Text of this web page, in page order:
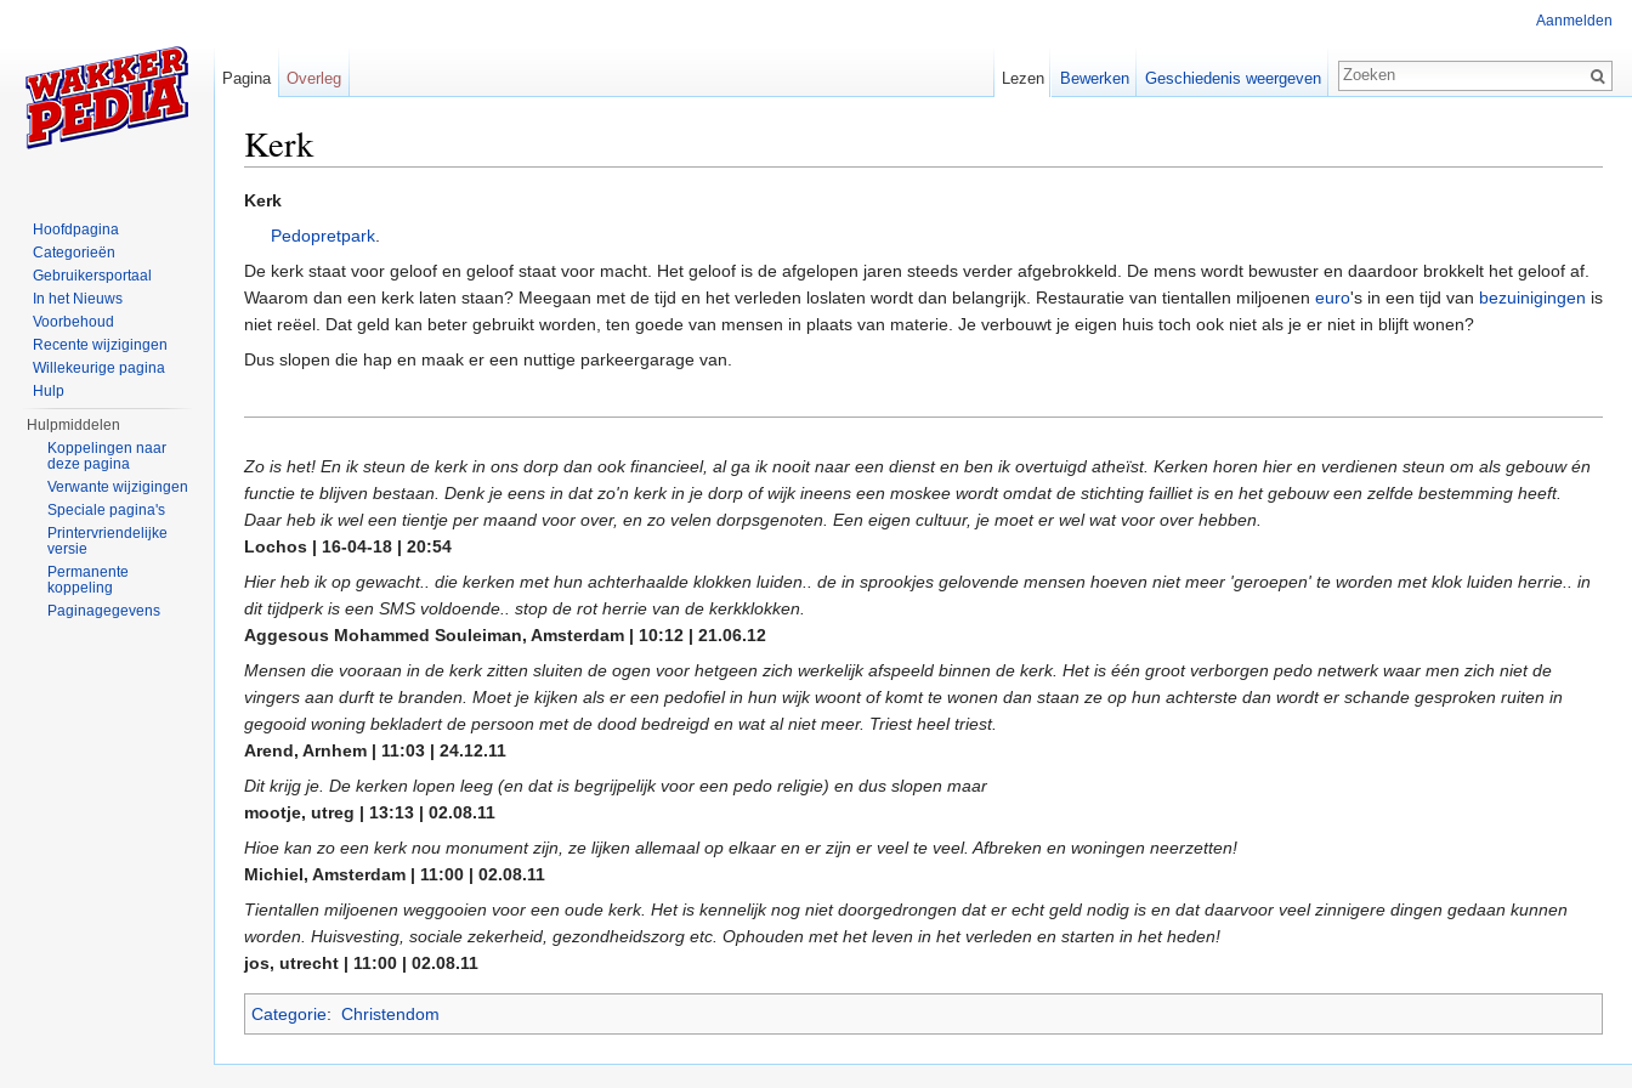
Kerk
Kerk
Pedopretpark.
De kerk staat voor geloof en geloof staat voor macht. Het geloof is de afgelopen jaren steeds verder afgebrokkeld. De mens wordt bewuster en daardoor brokkelt het geloof af.
Waarom dan een kerk laten staan? Meegaan met de tijd en het verleden loslaten wordt dan belangrijk. Restauratie van tientallen miljoenen euro's in een tijd van bezuinigingen is
niet reëel. Dat geld kan beter gebruikt worden, ten goede van mensen in plaats van materie. Je verbouwt je eigen huis toch ook niet als je er niet in blijft wonen?
Dus slopen die hap en maak er een nuttige parkeergarage van.
Zo is het! En ik steun de kerk in ons dorp dan ook financieel, al ga ik nooit naar een dienst en ben ik overtuigd atheïst. Kerken horen hier en verdienen steun om als gebouw én
functie te blijven bestaan. Denk je eens in dat zo'n kerk in je dorp of wijk ineens een moskee wordt omdat de stichting failliet is en het gebouw een zelfde bestemming heeft.
Daar heb ik wel een tientje per maand voor over, en zo velen dorpsgenoten. Een eigen cultuur, je moet er wel wat voor over hebben.
Lochos | 16-04-18 | 20:54
Hier heb ik op gewacht.. die kerken met hun achterhaalde klokken luiden.. de in sprookjes gelovende mensen hoeven niet meer 'geroepen' te worden met klok luiden herrie.. in
dit tijdperk is een SMS voldoende.. stop de rot herrie van de kerkklokken.
Aggesous Mohammed Souleiman, Amsterdam | 10:12 | 21.06.12
Mensen die vooraan in de kerk zitten sluiten de ogen voor hetgeen zich werkelijk afspeeld binnen de kerk. Het is één groot verborgen pedo netwerk waar men zich niet de
vingers aan durft te branden. Moet je kijken als er een pedofiel in hun wijk woont of komt te wonen dan staan ze op hun achterste dan wordt er schande gesproken ruiten in
gegooid woning bekladert de persoon met de dood bedreigd en wat al niet meer. Triest heel triest.
Arend, Arnhem | 11:03 | 24.12.11
Dit krijg je. De kerken lopen leeg (en dat is begrijpelijk voor een pedo religie) en dus slopen maar
mootje, utreg | 13:13 | 02.08.11
Hioe kan zo een kerk nou monument zijn, ze lijken allemaal op elkaar en er zijn er veel te veel. Afbreken en woningen neerzetten!
Michiel, Amsterdam | 11:00 | 02.08.11
Tientallen miljoenen weggooien voor een oude kerk. Het is kennelijk nog niet doorgedrongen dat er echt geld nodig is en dat daarvoor veel zinnigere dingen gedaan kunnen
worden. Huisvesting, sociale zekerheid, gezondheidszorg etc. Ophouden met het leven in het verleden en starten in het heden!
jos, utrecht | 11:00 | 02.08.11
Categorie: Christendom
Aanmelden
Pagina Overleg Lezen Bewerken Geschiedenis weergeven
Hoofdpagina
Categorieën
Gebruikersportaal
In het Nieuws
Voorbehoud
Recente wijzigingen
Willekeurige pagina
Hulp
Hulpmiddelen
Koppelingen naar
deze pagina
Verwante wijzigingen
Speciale pagina's
Printervriendelijke
versie
Permanente
koppeling
Paginagegevens